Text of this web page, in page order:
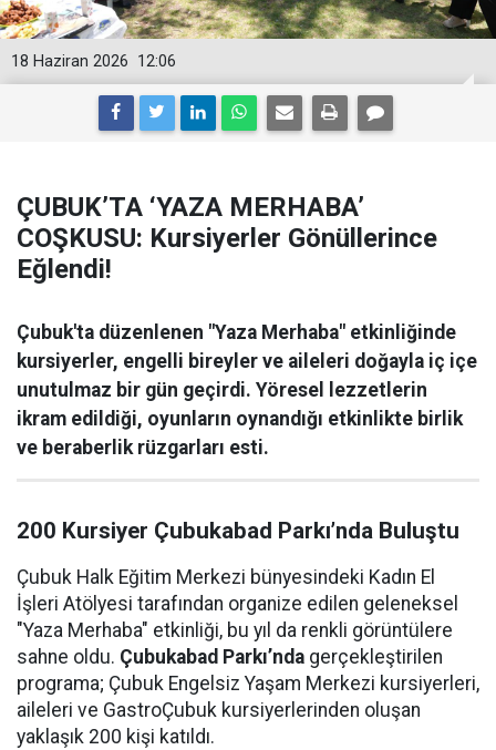
12:06
18 Haziran 2026
ÇUBUK’TA ‘YAZA MERHABA’
COŞKUSU: Kursiyerler Gönüllerince
Eğlendi!
Çubuk'ta düzenlenen "Yaza Merhaba" etkinliğinde
kursiyerler, engelli bireyler ve aileleri doğayla iç içe
unutulmaz bir gün geçirdi. Yöresel lezzetlerin
ikram edildiği, oyunların oynandığı etkinlikte birlik
ve beraberlik rüzgarları esti.
200 Kursiyer Çubukabad Parkı’nda Buluştu
Çubuk Halk Eğitim Merkezi bünyesindeki Kadın El
İşleri Atölyesi tarafından organize edilen geleneksel
"Yaza Merhaba" etkinliği, bu yıl da renkli görüntülere
sahne oldu. Çubukabad Parkı’nda gerçekleştirilen
programa; Çubuk Engelsiz Yaşam Merkezi kursiyerleri,
aileleri ve GastroÇubuk kursiyerlerinden oluşan
yaklaşık 200 kişi katıldı.